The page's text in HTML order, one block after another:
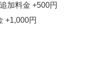
加料金 +500円
+1,000円